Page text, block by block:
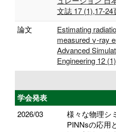
文誌 17 (1),17-
論文
Estimating
measured γ-ray
Advanced
Engineering 12
学会発表
2026/03
様々な物理シ
PINNsの応用